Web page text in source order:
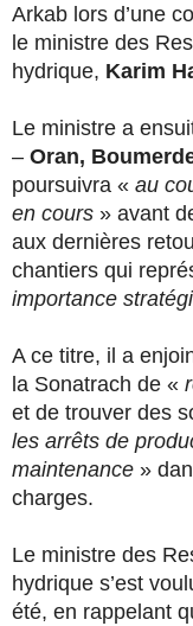
Arkab lors d’une
le ministre des
hydrique, Karim
Le ministre a
– Oran,
poursuivra « au
en cours » avant
aux dernières
chantiers qui
importance
A ce titre, il a
la Sonatrach de «
et de trouver des
les arrêts de
maintenance »
charges.
Le ministre des
hydrique s’est
été, en rappelant